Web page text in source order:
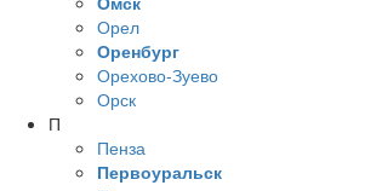
Орел
Оренбург
Орехово-Зуево
Орск
П
Пенза
Первоуральск